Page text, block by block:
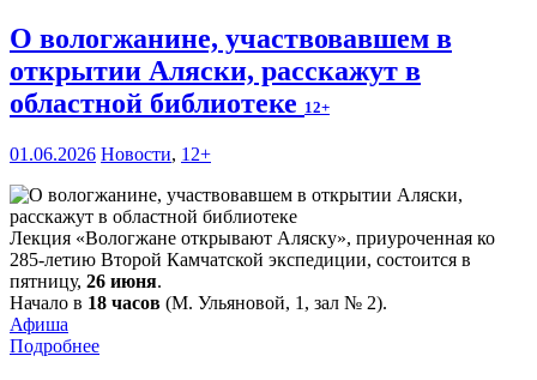
О вологжанине, участвовавшем в
открытии Аляски, расскажут в
областной библиотеке 12+
01.06.2026 Новости, 12+
Лекция «Вологжане открывают Аляску», приуроченная ко
285-летию Второй Камчатской экспедиции, состоится в
пятницу, 26 июня.
Начало в 18 часов (М. Ульяновой, 1, зал № 2).
Афиша
Подробнее